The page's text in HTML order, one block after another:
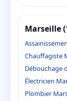
Marseille
Chauffagiste
Débouchage
Électricien
Plombier